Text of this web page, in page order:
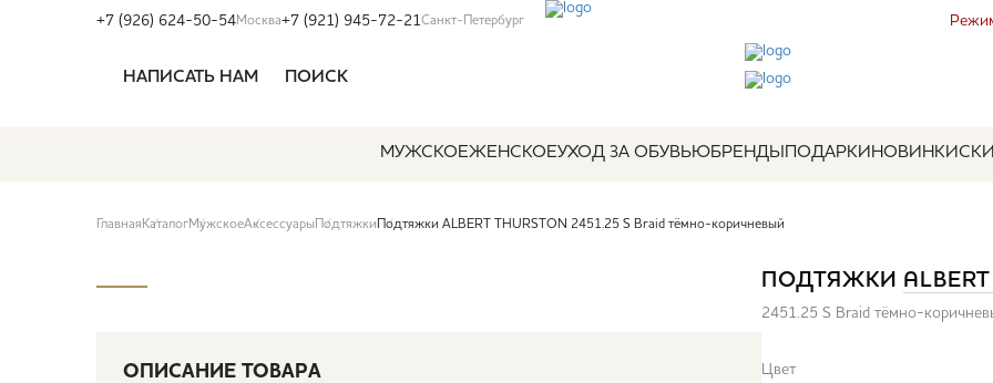
+7 (926) 624-50-54Москва+7 (921) 945-72-21Санкт-Петербург
НАПИСАТЬ НАМ ПОИСК
МУЖСКОЕЖЕНСКОЕУХОД ЗА ОБУВЬЮБРЕНДЫ ПОДАРКИ НОВИНКИ
Главная КаталогМужскоеАксессуары Подтяжки Подтяжки ALBERT THURSTON 2451.25 S Braid тёмно-коричневый
ОПИСАНИЕ ТОВАРА
ПОДТЯЖКИ
2451.25 S Braid тёмно-
Цвет